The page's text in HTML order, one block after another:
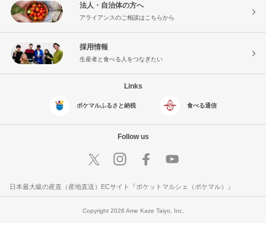
法人・自治体の方へ
アライアンスのご相談はこちらから
採用情報
生産者と食べる人をつなぎたい
Links
ポケマルふるさと納税 食べる通信
Follow us
日本最大級の産直（産地直送）ECサイト『ポケットマルシェ（ポケマル）』
Copyright 2026 Ame Kaze Taiyo, Inc.